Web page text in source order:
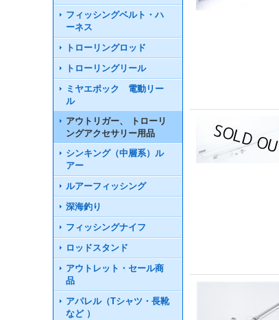
フィッシングベルト・ハ
ーネス
トローリングロッド
トローリングリール
ミヤエポック 電動リー
ル
アウトリガー、 トローリ
ングアクセサリー用品
シンキング（中層系）ル
アー
ルアーフィッシング
深海釣り
フィッシングナイフ
ロッドスタンド
アウトレット・セール商
品
アパレル（Tシャツ・長靴
など ）